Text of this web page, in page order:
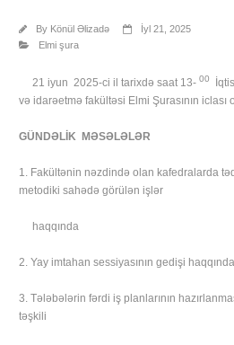
By Könül Əlizadə
İyl 21, 2025
Elmi şura
21 iyun 2025-ci il tarixdə saat 13- 00
və idarəetmə fakültəsi Elmi Şurasının iclası
GÜNDƏLİK MƏSƏLƏLƏR
1. Fakültənin nəzdində olan kafedralarda
metodiki sahədə görülən işlər
haqqında
2. Yay imtahan sessiyasının gedişi haqqında
3. Tələbələrin fərdi iş planlarının
təşkili